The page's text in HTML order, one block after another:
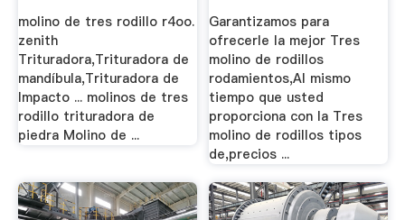
molino de tres rodillo r4oo.
zenith
Trituradora,Trituradora de
mandíbula,Trituradora de
Impacto ... molinos de tres
rodillo trituradora de
piedra Molino de ...
...
Garantizamos para
ofrecerle la mejor Tres
molino de rodillos
rodamientos,Al mismo
tiempo que usted
proporciona con la Tres
molino de rodillos tipos
de,precios ...